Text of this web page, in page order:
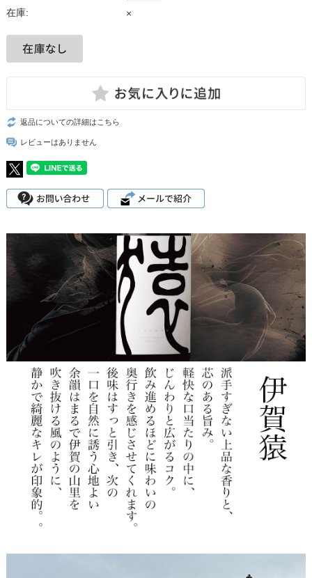
在庫: ×
返品についての詳細はこちら
レビューはありません